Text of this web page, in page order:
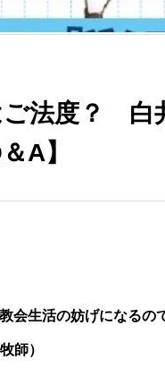
ご法度？
A】
会生活の妨げになる
師）